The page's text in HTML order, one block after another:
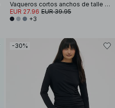
Vaqueros cortos anchos de talle medio
EUR 27.96 EUR 39.95
+3
-30%